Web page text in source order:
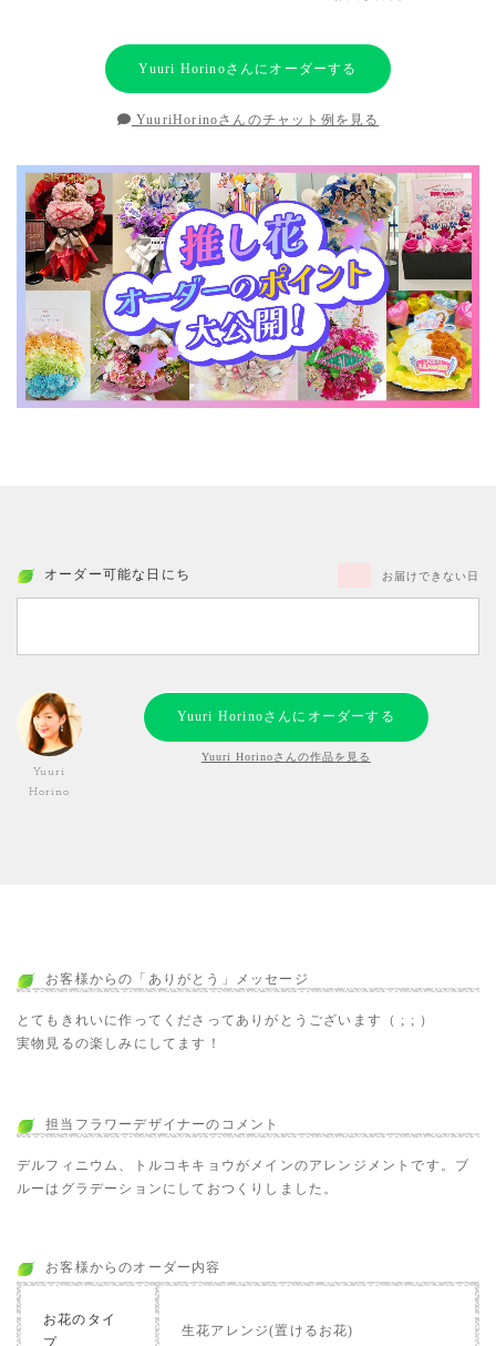
Yuuri Horinoさんにオーダーする
YuuriHorinoさんのチャット例を見る
オーダー可能な日にち お届けできない日
Yuuri
Horino
Yuuri Horinoさんにオーダーする
Yuuri Horinoさんの作品を見る
お客様からの「ありがとう」メッセージ
とてもきれいに作ってくださってありがとうございます（ ; ; ）
実物見るの楽しみにしてます！
担当フラワーデザイナーのコメント
デルフィニウム、トルコキキョウがメインのアレンジメントです。ブ
ルーはグラデーションにしておつくりしました。
お客様からのオーダー内容
お花のタイ
生花アレンジ(置けるお花)